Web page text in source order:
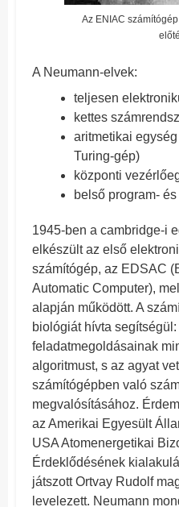
Az ENIAC
A Neumann-elvek:
teljesen
kettes
aritmetikai
Turing-gép)
központi
belső program-
1945-ben a cambridge-i
elkészült az első
számítógép, az EDSAC
Automatic Computer),
alapján működött. A
biológiát hívta
feladatmegoldásainak
algoritmust, s az agyat
számítógépben való
megvalósításához.
az Amerikai Egyesült
USA Atomenergetikai
Érdeklődésének
játszott Ortvay Rudolf
levelezett. Neumann